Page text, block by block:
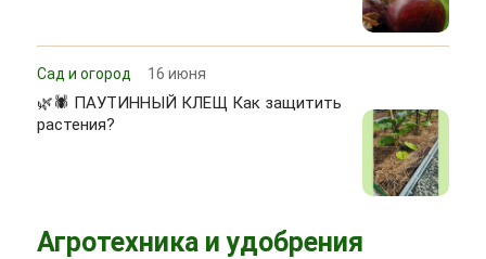
Сад и огород 16 июня
🌿🕷 ПАУТИННЫЙ КЛЕЩ Как защитить
растения?
Агротехника и удобрения